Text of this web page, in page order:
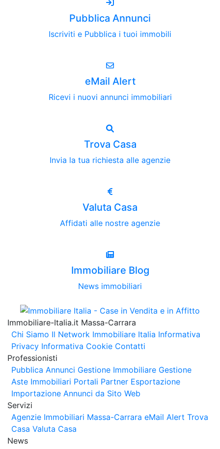
Pubblica Annunci
Iscriviti e Pubblica i tuoi immobili
eMail Alert
Ricevi i nuovi annunci immobiliari
Trova Casa
Invia la tua richiesta alle agenzie
Valuta Casa
Affidati alle nostre agenzie
Immobiliare Blog
News immobiliari
Immobiliare-Italia.it Massa-Carrara
Chi Siamo Il Network Immobiliare Italia Informativa
Privacy Informativa Cookie Contatti
Professionisti
Pubblica Annunci Gestione Immobiliare Gestione
Aste Immobiliari Portali Partner Esportazione
Importazione Annunci da Sito Web
Servizi
Agenzie Immobiliari Massa-Carrara eMail Alert Trova
Casa Valuta Casa
News